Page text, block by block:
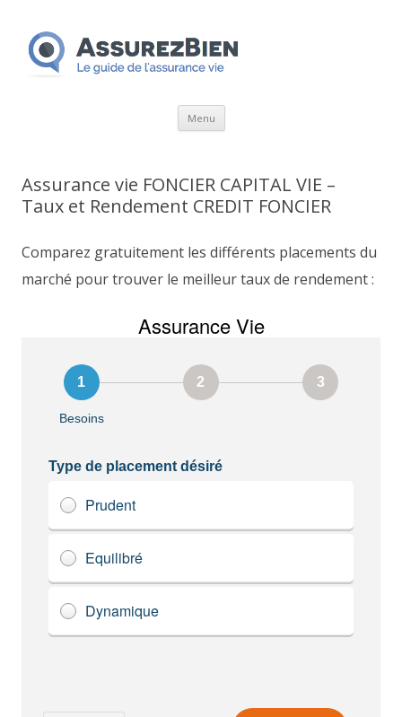
Menu Aller
Assurance vie FONCIER CAPITAL VIE –
Taux et Rendement CREDIT FONCIER
Comparez gratuitement les différents placements du
marché pour trouver le meilleur taux de rendement :